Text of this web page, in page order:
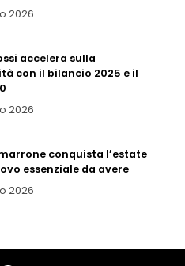
2026
accelera sulla
con il bilancio 2025 e il
2026
conquista l’estate
essenziale da avere
2026